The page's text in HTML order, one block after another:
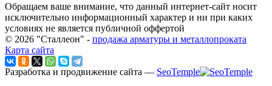
Обращаем ваше внимание, что данный интернет-сайт носит
исключительно информационный характер и ни при каких
условиях не является публичной оффертой
© 2026 "Сталлеон" - продажа арматуры и металлопроката
Карта сайта
Разработка и продвижение сайта — SeoTemple